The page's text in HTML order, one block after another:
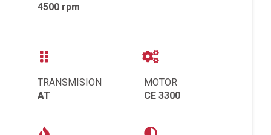
4500 rpm
TRANSMISION
AT
MOTOR
CE 3300